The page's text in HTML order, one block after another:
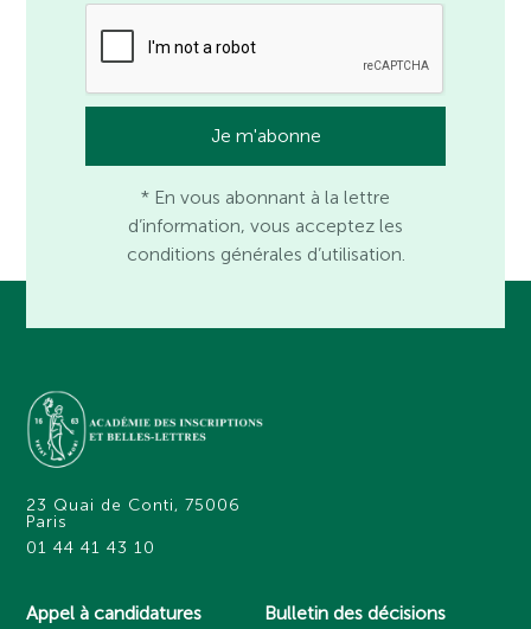
* En vous abonnant à la lettre
d’information, vous acceptez les
conditions générales d’utilisation.
23 Quai de Conti, 75006
Paris
01 44 41 43 10
Appel à candidatures Bulletin des décisions